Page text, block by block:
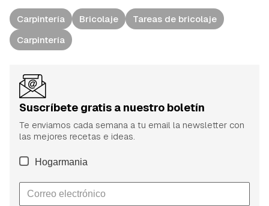
Carpintería Bricolaje
Tareas de bricolaje
Carpintería
Suscríbete gratis a nuestro boletín
Te enviamos cada semana a tu email la newsletter con
las mejores recetas e ideas.
Hogarmania